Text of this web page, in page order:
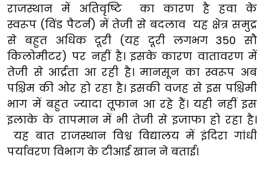
राजस्थान में अतिवृष्टि का कारण है हवा के
स्वरूप (विंड पैटर्न) में तेजी से बदलाव यह क्षेत्र समुद्र
से बहुत अधिक दूरी (यह दूरी लगभग 350 सौ
किलोमीटर) पर नहीं है। इसके कारण वातावरण में
तेजी से आर्द्रता आ रही है। मानसून का स्वरूप अब
पश्चिम की ओर हो रहा है। इसकी वजह से इस पश्चिमी
भाग में बहुत ज्यादा तूफान आ रहे हैं। यही नहीं इस
इलाके के तापमान में भी तेजी से इजाफा हो रहा है।
यह बात राजस्थान विश्व विद्यालय में इंदिरा गांधी
पर्यावरण विभाग के टीआई खान ने बताई।